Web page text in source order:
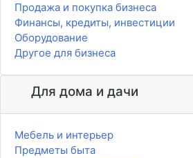
Продажа и покупка бизнеса
Финансы, кредиты, инвестиции
Оборудование
Другое для бизнеса
Для дома и дачи
Мебель и интерьер
Предметы быта